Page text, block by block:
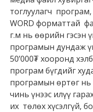
тоглуулагч
WORD форматтай
г.м нь өөрийн гэсэн
програмын дундаж
50’000₮ хооронд
програм бүгдийг
програмын өртөг
чинь үнээс илүү
их төлөх хүсэлгүй,